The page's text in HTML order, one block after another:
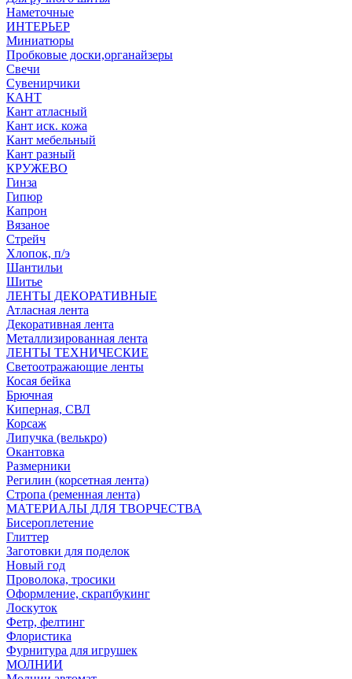
Наметочные
ИНТЕРЬЕР
Миниатюры
Пробковые доски,органайзеры
Свечи
Сувенирчики
КАНТ
Кант атласный
Кант иск. кожа
Кант мебельный
Кант разный
КРУЖЕВО
Гинза
Гипюр
Капрон
Вязаное
Стрейч
Хлопок, п/э
Шантильи
Шитье
ЛЕНТЫ ДЕКОРАТИВНЫЕ
Атласная лента
Декоративная лента
Металлизированная лента
ЛЕНТЫ ТЕХНИЧЕСКИЕ
Светоотражающие ленты
Косая бейка
Брючная
Киперная, СВЛ
Корсаж
Липучка (велькро)
Окантовка
Размерники
Регилин (корсетная лента)
Стропа (ременная лента)
МАТЕРИАЛЫ ДЛЯ ТВОРЧЕСТВА
Бисероплетение
Глиттер
Заготовки для поделок
Новый год
Проволока, тросики
Оформление, скрапбукинг
Лоскуток
Фетр, фелтинг
Флористика
Фурнитура для игрушек
МОЛНИИ